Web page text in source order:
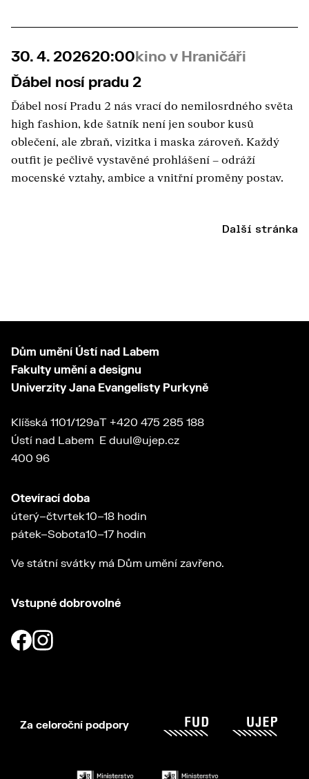
30. 4. 202620:00kino v Hraničáři
Ďábel nosí pradu 2
Ďábel nosí Pradu 2 nás vrací do nemilosrdného světa
high fashion, kde šatník není jen soubor kusů
oblečení, ale zbraň, vizitka i maska zároveň. Každý
outfit je pečlivě vystavěné prohlášení – odráží
mocenské vztahy, ambice a vnitřní proměny postav.
Další stránka
Dům umění Ústí nad Labem
Fakulty umění a designu
Univerzity Jana Evangelisty Purkyně
Klíšská 1101/129a
Ústí nad Labem
400 96
T +420 475 285 188
E duul@ujep.cz
Otevírací doba
úterý–čtvrtek
pátek–Sobota
10–18 hodin
10–17 hodin
Ve státní svátky má Dům umění zavřeno.
Vstupné dobrovolné
Za celoroční podpory